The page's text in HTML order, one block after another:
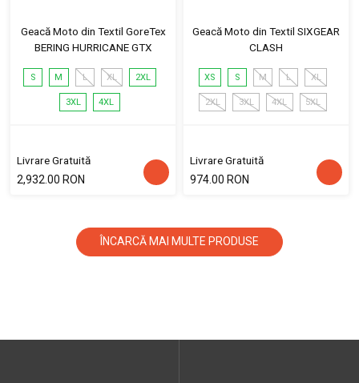
Geacă Moto din Textil GoreTex
BERING HURRICANE GTX
S M L XL 2XL
3XL 4XL
Livrare Gratuită
2,932.00 RON
Geacă Moto din Textil SIXGEAR
CLASH
XS S M L XL
2XL 3XL 4XL 5XL
Livrare Gratuită
974.00 RON
ÎNCARCĂ MAI MULTE PRODUSE